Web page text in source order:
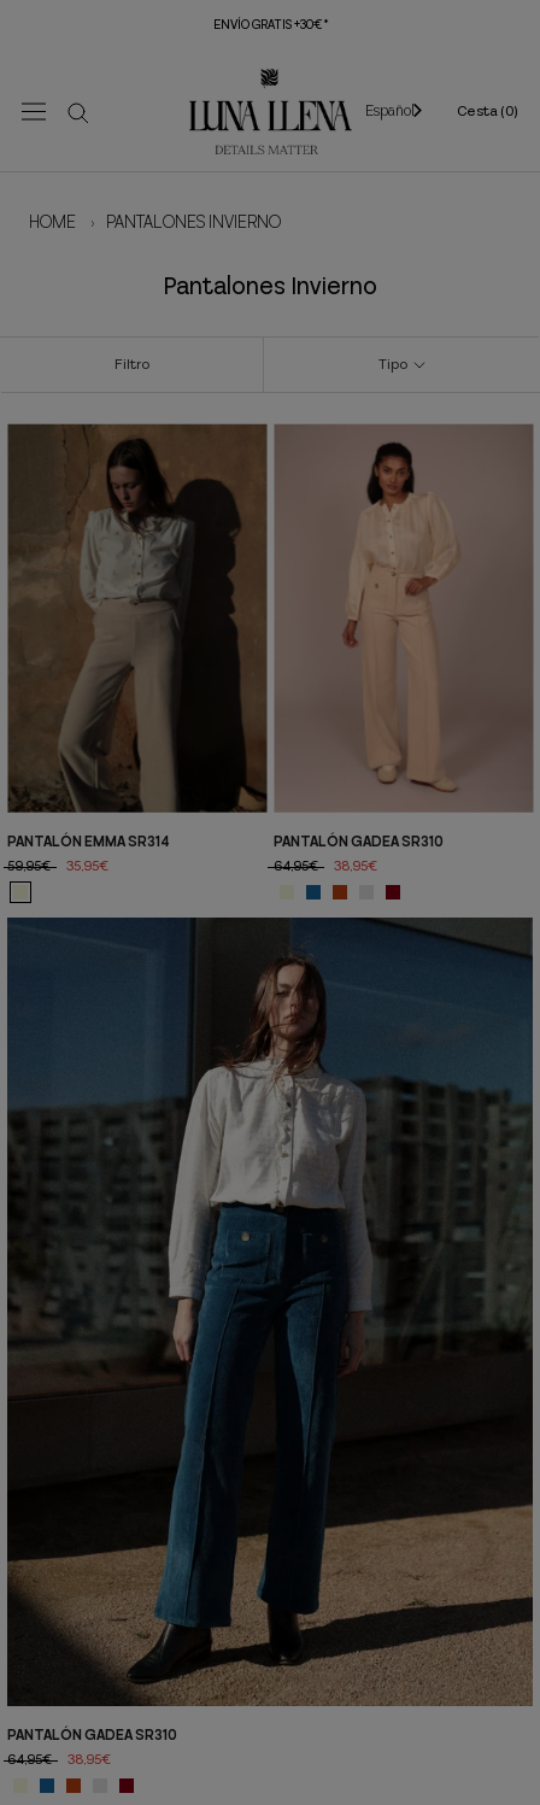
ENVÍO GRATIS +30€*
Español Cesta (0)
HOME › PANTALONES INVIERNO
Pantalones Invierno
Filtro Tipo
PANTALÓN EMMA SR314
59,95€
35,95€
PANTALÓN GADEA SR310
64,95€
38,95€
PANTALÓN GADEA SR310
64,95€
38,95€